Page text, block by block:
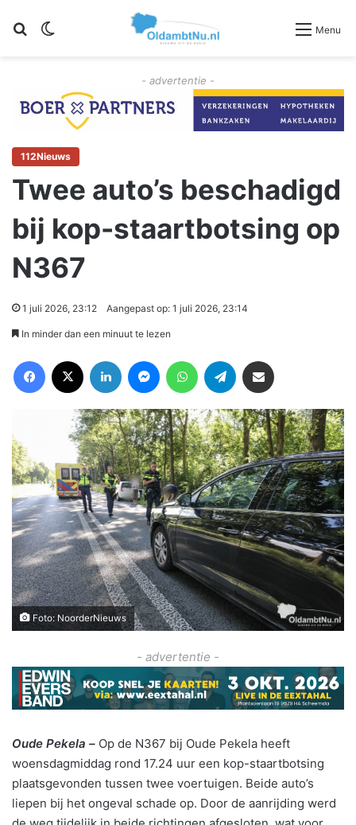
Zoeken Menu
- advertentie -
112Nieuws
Twee auto’s beschadigd
bij kop-staartbotsing op
N367
1 juli 2026, 23:12 Aangepast op: 1 juli 2026, 23:14
In minder dan een minuut te lezen
Foto: NoorderNieuws
- advertentie -
Oude Pekela – Op de N367 bij Oude Pekela heeft
woensdagmiddag rond 17.24 uur een kop-staartbotsing
plaatsgevonden tussen twee voertuigen. Beide auto’s
liepen bij het ongeval schade op. Door de aanrijding werd